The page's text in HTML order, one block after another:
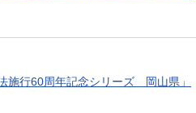
施行60周年記念シリーズ 岡山県」